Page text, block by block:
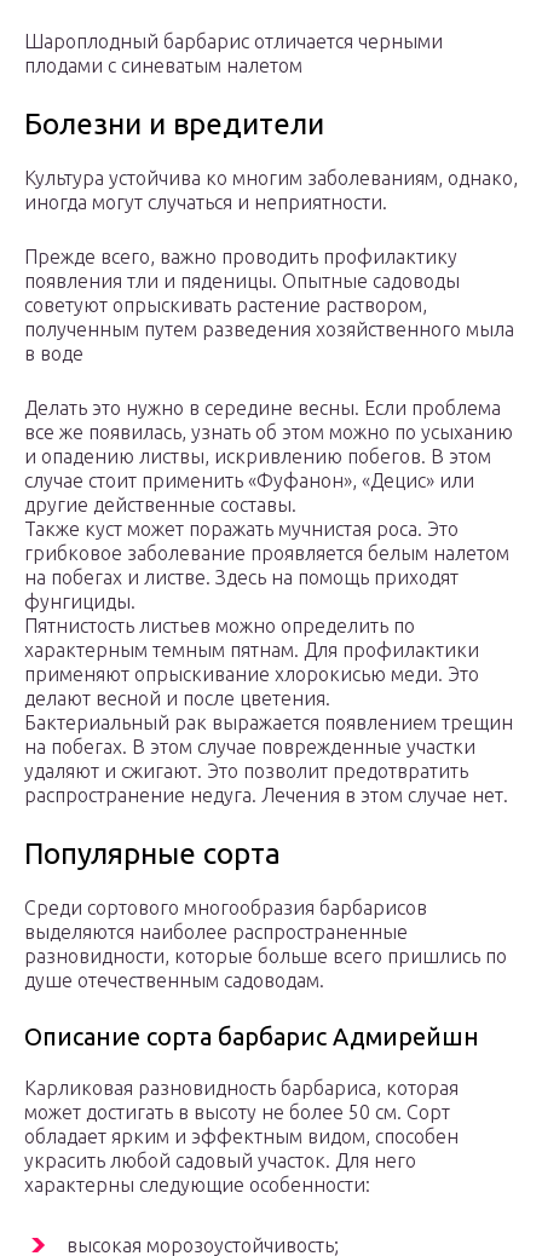
Шароплодный барбарис отличается черными
плодами с синеватым налетом
Болезни и вредители
Культура устойчива ко многим заболеваниям, однако,
иногда могут случаться и неприятности.
Прежде всего, важно проводить профилактику
появления тли и пяденицы. Опытные садоводы
советуют опрыскивать растение раствором,
полученным путем разведения хозяйственного мыла
в воде
Делать это нужно в середине весны. Если проблема
все же появилась, узнать об этом можно по усыханию
и опадению листвы, искривлению побегов. В этом
случае стоит применить «Фуфанон», «Децис» или
другие действенные составы.
Также куст может поражать мучнистая роса. Это
грибковое заболевание проявляется белым налетом
на побегах и листве. Здесь на помощь приходят
фунгициды.
Пятнистость листьев можно определить по
характерным темным пятнам. Для профилактики
применяют опрыскивание хлорокисью меди. Это
делают весной и после цветения.
Бактериальный рак выражается появлением трещин
на побегах. В этом случае поврежденные участки
удаляют и сжигают. Это позволит предотвратить
распространение недуга. Лечения в этом случае нет.
Популярные сорта
Среди сортового многообразия барбарисов
выделяются наиболее распространенные
разновидности, которые больше всего пришлись по
душе отечественным садоводам.
Описание сорта барбарис Адмирейшн
Карликовая разновидность барбариса, которая
может достигать в высоту не более 50 см. Сорт
обладает ярким и эффектным видом, способен
украсить любой садовый участок. Для него
характерны следующие особенности:
высокая морозоустойчивость;